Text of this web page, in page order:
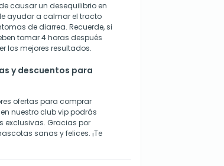
causar un desequilibrio en
ayudar a calmar el tracto
de diarrea. Recuerde, si
tomar 4 horas después
los mejores resultados.
y descuentos para
ofertas para comprar
nuestro club vip podrás
exclusivas. Gracias por
sanas y felices. ¡Te